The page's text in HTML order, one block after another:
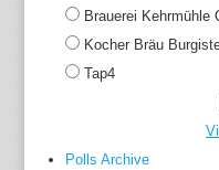
Brauerei Kehrmühle
Kocher Bräu
Tap4
Polls Archive